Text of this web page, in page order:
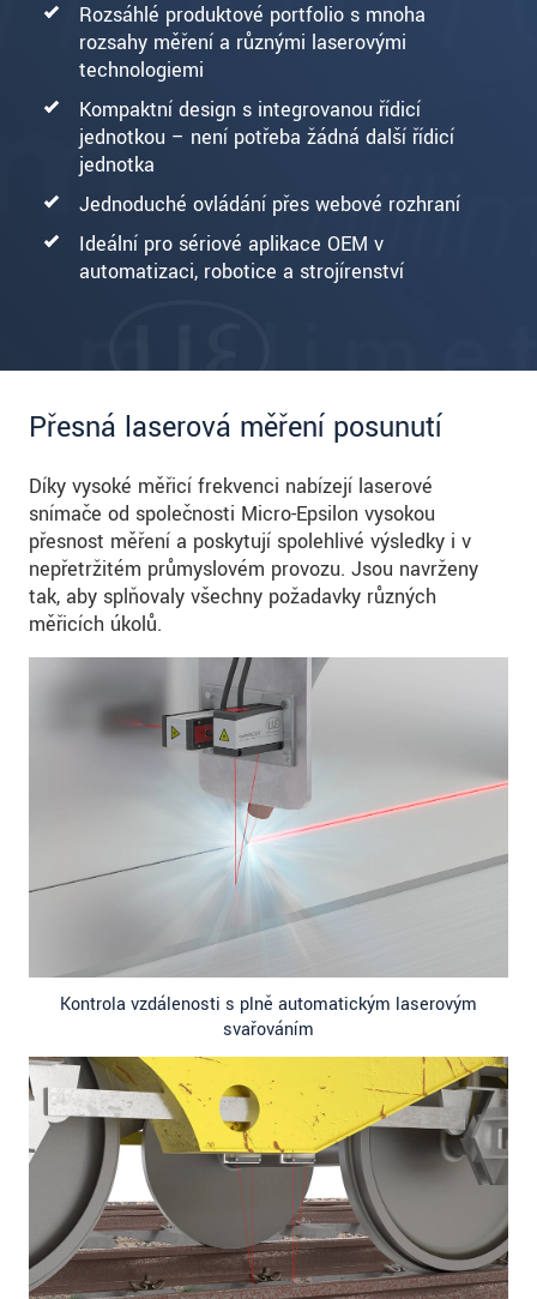
Rozsáhlé produktové portfolio s mnoha
rozsahy měření a různými laserovými
technologiemi
Kompaktní design s integrovanou řídicí
jednotkou – není potřeba žádná další řídicí
jednotka
Jednoduché ovládání přes webové rozhraní
Ideální pro sériové aplikace OEM v
automatizaci, robotice a strojírenství
Přesná laserová měření posunutí
Díky vysoké měřicí frekvenci nabízejí laserové
snímače od společnosti Micro-Epsilon vysokou
přesnost měření a poskytují spolehlivé výsledky i v
nepřetržitém průmyslovém provozu. Jsou navrženy
tak, aby splňovaly všechny požadavky různých
měřicích úkolů.
Kontrola vzdálenosti s plně automatickým laserovým
svařováním